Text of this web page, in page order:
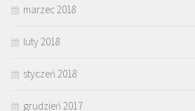
marzec 2018
luty 2018
styczeń 2018
grudzień 2017